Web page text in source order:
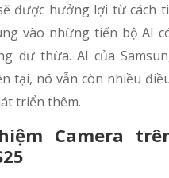
được hưởng lợi từ cách
vào những tiến bộ AI
dư thừa. AI của
tại, nó vẫn còn nhiều
triển thêm.
Camera